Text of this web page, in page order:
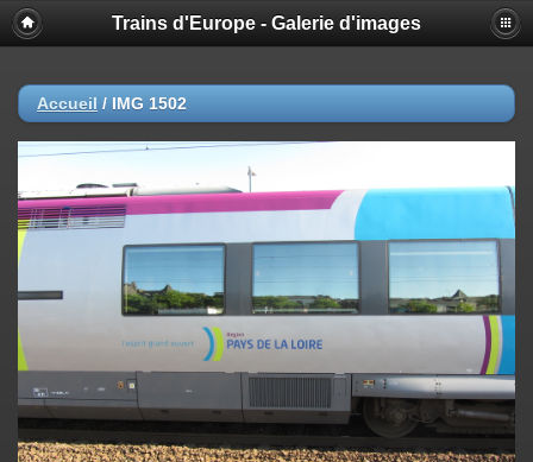
Trains d'Europe - Galerie d'images
Accueil / IMG 1502